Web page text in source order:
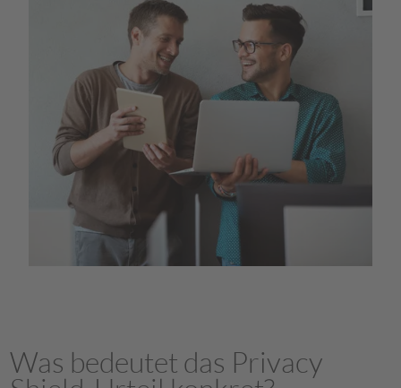
Was bedeutet das Privacy